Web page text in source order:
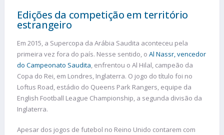
Edições da competição em território
estrangeiro
Em 2015, a Supercopa da Arábia Saudita aconteceu pela
primeira vez fora do país. Nesse sentido, o Al Nassr, vencedor
do Campeonato Saudita, enfrentou o Al Hilal, campeão da
Copa do Rei, em Londres, Inglaterra. O jogo do título foi no
Loftus Road, estádio do Queens Park Rangers, equipe da
English Football League Championship, a segunda divisão da
Inglaterra.
Apesar dos jogos de futebol no Reino Unido contarem com